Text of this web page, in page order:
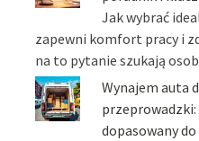
Jak wybrać
zapewni komfort pracy i
na to pytanie szukają
Wynajem auta
dopasowany